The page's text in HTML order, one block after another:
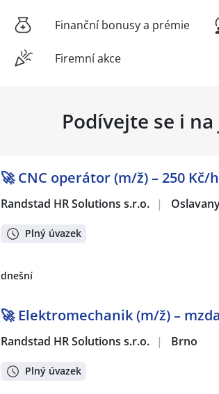
Finanční bonusy a prémie
Firemní akce
Podívejte se i
🚀 CNC operátor (m/ž) – 250 Kč/
Randstad HR Solutions s.r.o. |
Plný úvazek
dnešní
🚀 Elektromechanik (m/ž) –
Randstad HR Solutions s.r.o. | Brno
Plný úvazek